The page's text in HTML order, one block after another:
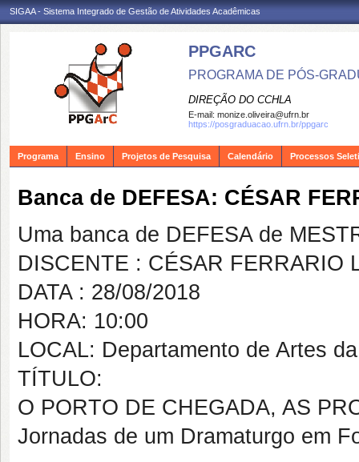
SIGAA - Sistema Integrado de Gestão de Atividades Acadêmicas
PPGARC
PROGRAMA DE PÓS-
DIREÇÃO DO CCHLA
E-mail: monize.oliveira@ufrn.br
https://posgraduacao.ufrn.br/ppgarc
Programa Ensino Projetos de Pesquisa Calendário Processos
Banca de DEFESA: CÉSAR
Uma banca de DEFESA de
DISCENTE : CÉSAR FERRARIO
DATA : 28/08/2018
HORA: 10:00
LOCAL: Departamento de Artes
TÍTULO:
O PORTO DE CHEGADA, AS
Jornadas de um Dramaturgo em